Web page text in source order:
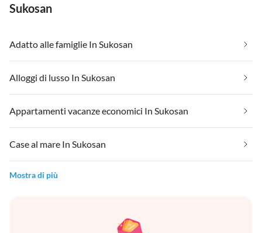
Sukosan
Adatto alle famiglie In Sukosan
Alloggi di lusso In Sukosan
Appartamenti vacanze economici In Sukosan
Case al mare In Sukosan
Mostra di più